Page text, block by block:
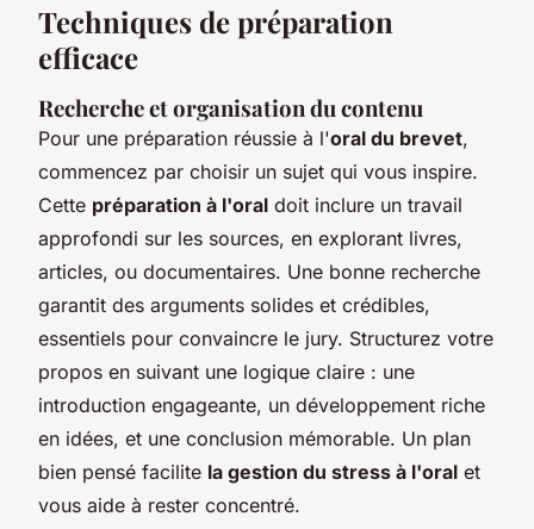
Techniques de préparation
efficace
Recherche et organisation du contenu
Pour une préparation réussie à l'oral du brevet,
commencez par choisir un sujet qui vous inspire.
Cette préparation à l'oral doit inclure un travail
approfondi sur les sources, en explorant livres,
articles, ou documentaires. Une bonne recherche
garantit des arguments solides et crédibles,
essentiels pour convaincre le jury. Structurez votre
propos en suivant une logique claire : une
introduction engageante, un développement riche
en idées, et une conclusion mémorable. Un plan
bien pensé facilite la gestion du stress à l'oral et
vous aide à rester concentré.